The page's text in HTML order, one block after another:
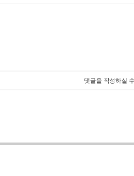
댓글을 작성하실